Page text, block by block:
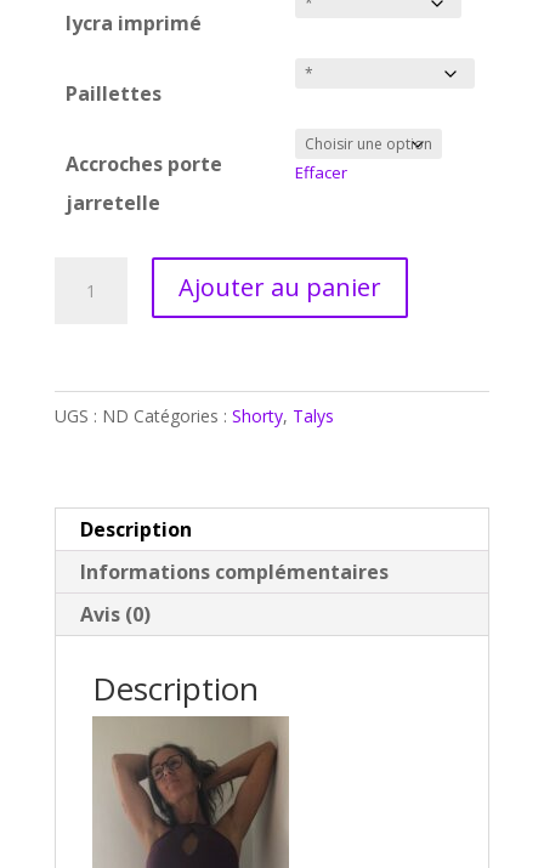
lycra imprimé
Paillettes
Accroches porte
jarretelle
Effacer
taille
basse
Ajouter au panier
UGS : ND Catégories : Shorty, Talys
Description
Informations complémentaires
Avis (0)
Description